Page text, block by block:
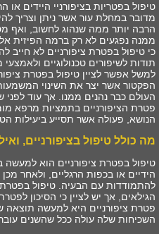
טיפול בפטריות בציפורניי היידים
מדובר במחלת עור אשר ניתן וצריך
הרבה יותר ממה שנהוג לחשוב, ואף
ממנה נפגעים לא רק ברמה הפיזית
כי טיפול בפטרת ציפורניים לא חייב
תודות לשיפורים טכנולוגיים
למשל אפשר לציין טיפול בפטרת
הפקטור אשר יצר את השינוי
העולם כבר נהנים ממנו. אך עוד לפני
פטרת הציפורניים בתמציות מרפא
הנושא, פעולה אשר תסייע ביעילות
מה כולל טיפול בציפורניים,
טיפול בפטרת ציפורניים הוא למעשה
הידיים או בכפות הרגליים, ולאחר
להתמודדות עם הבעיה. טיפול בפטרת
הגילאים, אך יש לציין כי הסיכון
פטרת ציפורניים היא למעשה תוצאה
השכיחות שלה עולה ככל שהשנים